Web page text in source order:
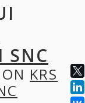
SNC
KRS